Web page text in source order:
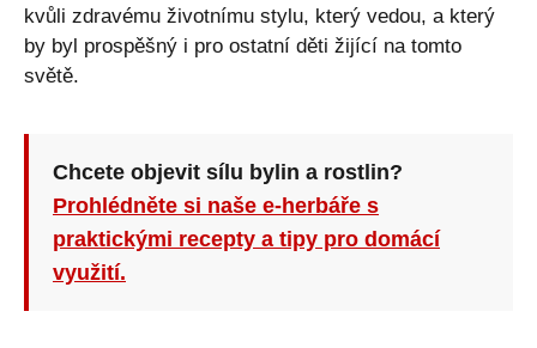
kvůli zdravému životnímu stylu, který vedou, a který
by byl prospěšný i pro ostatní děti žijící na tomto
světě.
Chcete objevit sílu bylin a rostlin?
Prohlédněte si naše e-herbáře s
praktickými recepty a tipy pro domácí
využití.